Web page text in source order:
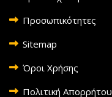
Προσωπικότητες
Sitemap
Όροι Χρήσης
Πολιτική Απορρήτου